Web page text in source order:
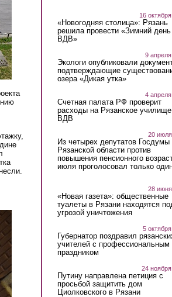
16
«Новогодняя столица»: Рязань
решила провести «Зимний день
ВДВ»
9
Экологи опубликовали
подтверждающие
озера «Дикая утка»
4
Счетная палата РФ проверит
расходы на Рязанское училище
ВДВ
20
Из четырех депутатов Госдумы
Рязанской области против
повышения пенсионного
июля проголосовал только
28
«Новая газета»: общественные
туалеты в Рязани находятся
угрозой уничтожения
5
Губернатор поздравил
учителей с профессиональным
праздником
24
Путину направлена петиция с
просьбой защитить дом
Циолковского в Рязани